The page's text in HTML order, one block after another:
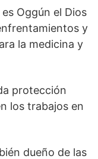
es Oggún el Dios
y
la medicina y
protección
los trabajos en
dueño de las